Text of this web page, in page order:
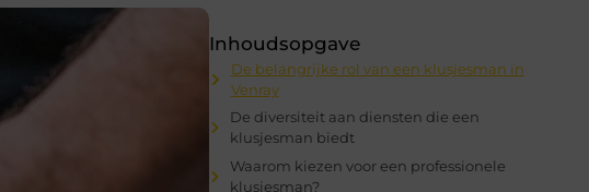
Inhoudsopgave
De belangrijke rol van een klusjesman in
Venray
De diversiteit aan diensten die een
klusjesman biedt
Waarom kiezen voor een professionele
klusjesman?